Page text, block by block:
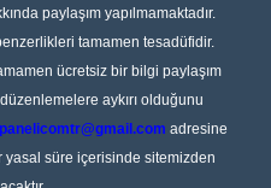
paylaşım yapılmamaktadır.
tamamen tesadüfidir.
ücretsiz bir bilgi paylaşım
aykırı olduğunu
adresine
süre içerisinde sitemizden